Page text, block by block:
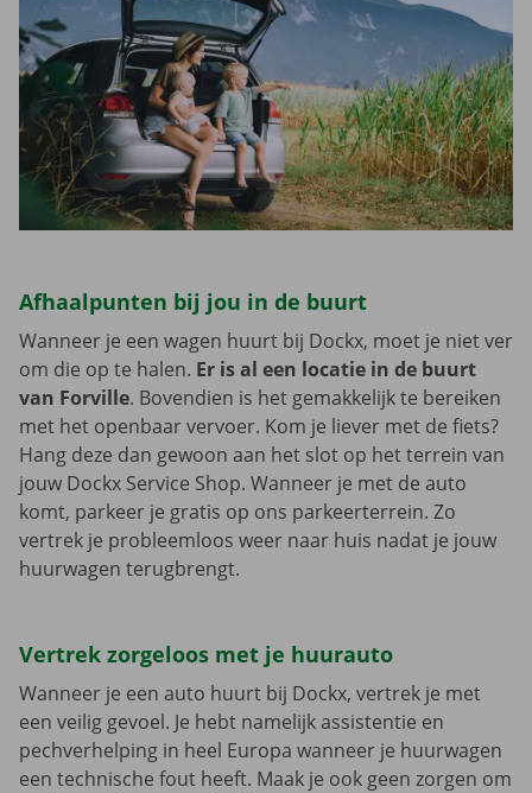
Afhaalpunten bij jou in de buurt
Wanneer je een wagen huurt bij Dockx, moet je niet ver
om die op te halen. Er is al een locatie in de buurt
van Forville. Bovendien is het gemakkelijk te bereiken
met het openbaar vervoer. Kom je liever met de fiets?
Hang deze dan gewoon aan het slot op het terrein van
jouw Dockx Service Shop. Wanneer je met de auto
komt, parkeer je gratis op ons parkeerterrein. Zo
vertrek je probleemloos weer naar huis nadat je jouw
huurwagen terugbrengt.
Vertrek zorgeloos met je huurauto
Wanneer je een auto huurt bij Dockx, vertrek je met
een veilig gevoel. Je hebt namelijk assistentie en
pechverhelping in heel Europa wanneer je huurwagen
een technische fout heeft. Maak je ook geen zorgen om